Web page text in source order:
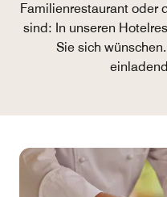
Familienrestaurant oder
sind: In unseren
Sie sich